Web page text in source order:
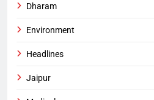
Dharam
Environment
Headlines
Jaipur